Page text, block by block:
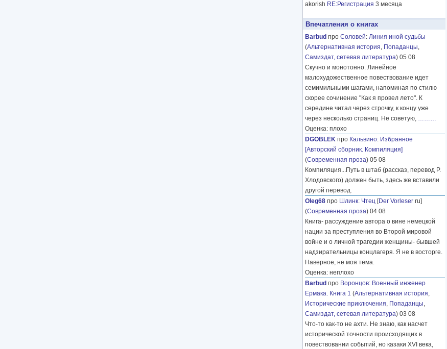
akorish RE:Регистрация 3 месяца
Впечатления о книгах
Barbud про Соловей: Линия иной судьбы
(Альтернативная история, Попаданцы,
Самиздат, сетевая литература) 05 08
Скучно и монотонно. Линейное
малохудожественное повествование идет
семимильными шагами, напоминая по стилю
скорее сочинение "Как я провел лето". К
середине читал через строчку, к концу уже
через несколько страниц. Не советую, ………
Оценка: плохо
DGOBLEK про Кальвино: Избранное
[Авторский сборник. Компиляция]
(Современная проза) 05 08
Компиляция...Путь в штаб (рассказ, перевод Р.
Хлодовского) должен быть, здесь же вставили
другой перевод.
Oleg68 про Шлинк: Чтец [Der Vorleser ru]
(Современная проза) 04 08
Книга- рассуждение автора о вине немецкой
нации за преступления во Второй мировой
войне и о личной трагедии женщины- бывшей
надзирательницы концлагеря. Я не в восторге.
Наверное, не моя тема.
Оценка: неплохо
Barbud про Воронцов: Военный инженер
Ермака. Книга 1 (Альтернативная история,
Исторические приключения, Попаданцы,
Самиздат, сетевая литература) 03 08
Что-то как-то не ахти. Не знаю, как насчет
исторической точности происходящих в
повествовании событий, но казаки XVI века,